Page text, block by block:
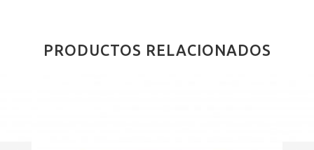
PRODUCTOS RELACIONADOS